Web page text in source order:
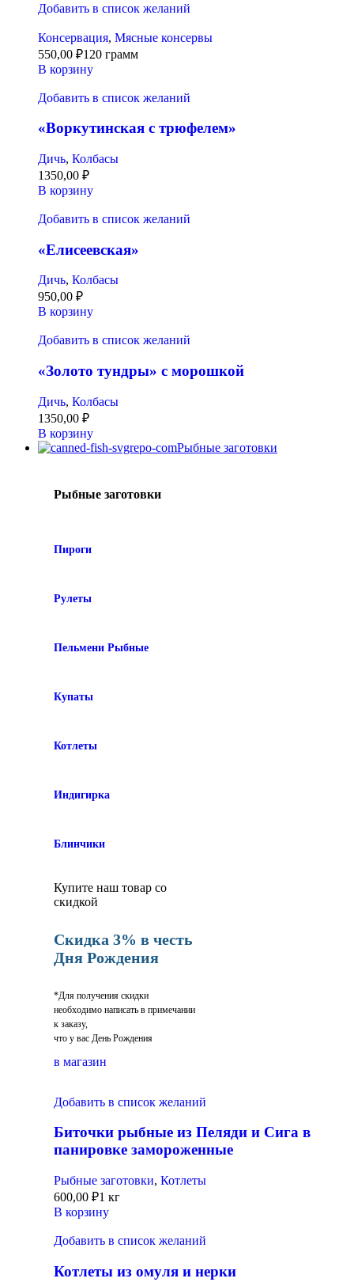
Добавить в список желаний
Консервация, Мясные консервы
550,00 ₽120 грамм
В корзину
Добавить в список желаний
«Воркутинская с трюфелем»
Дичь, Колбасы
1350,00 ₽
В корзину
Добавить в список желаний
«Елисеевская»
Дичь, Колбасы
950,00 ₽
В корзину
Добавить в список желаний
«Золото тундры» с морошкой
Дичь, Колбасы
1350,00 ₽
В корзину
Рыбные заготовки
Рыбные заготовки
Пироги
Рулеты
Пельмени Рыбные
Купаты
Котлеты
Индигирка
Блинчики
Купите наш товар со
скидкой
Скидка 3% в честь
Дня Рождения
*Для получения скидки
необходимо написать в примечании
к заказу,
что у вас День Рождения
в магазин
Добавить в список желаний
Биточки рыбные из Пеляди и Сига в
панировке замороженные
Рыбные заготовки, Котлеты
600,00 ₽1 кг
В корзину
Добавить в список желаний
Котлеты из омуля и нерки